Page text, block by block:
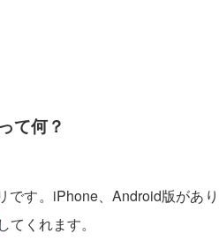
て何？
です。iPhone、Android版があ
してくれます。